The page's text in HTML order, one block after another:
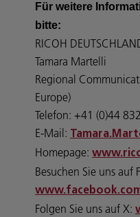
Für weitere
bitte:
RICOH
Tamara Martelli
Regional
Europe)
Telefon: +41 (0)44
E-Mail:
Homepage:
Besuchen Sie uns auf
Folgen Sie uns auf X: